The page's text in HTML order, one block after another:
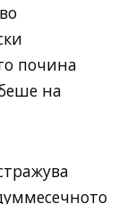
почина
на